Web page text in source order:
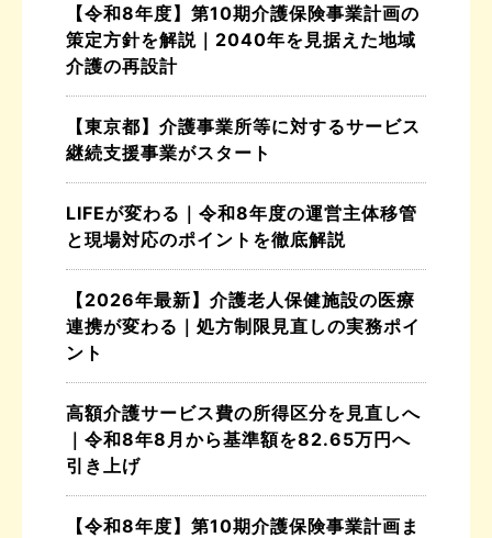
【令和8年度】第10期介護保険事業計画の
策定方針を解説｜2040年を見据えた地域
介護の再設計
【東京都】介護事業所等に対するサービス
継続支援事業がスタート
LIFEが変わる｜令和8年度の運営主体移管
と現場対応のポイントを徹底解説
【2026年最新】介護老人保健施設の医療
連携が変わる｜処方制限見直しの実務ポイ
ント
高額介護サービス費の所得区分を見直しへ
｜令和8年8月から基準額を82.65万円へ
引き上げ
【令和8年度】第10期介護保険事業計画ま